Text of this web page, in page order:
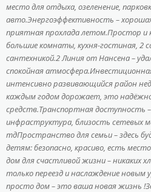
место для отдыха, озеленение,
авто.Энергоэффективность –
приятная прохлада летом.Простор и
большие комнаты, кухня-гостиная, 2
сантехникой.2 Линия от Нансена –
спокойная
интенсивно развивающийся район
каждым годом дорожает, это
средств.Транспортная доступность
инфраструктура, близость сетевых
тдПространство для семьи – здесь
детям: безопасно, красиво, есть
дом для счастливой жизни – никаких
только переезд и наслаждение
просто дом – это ваша новая жизнь